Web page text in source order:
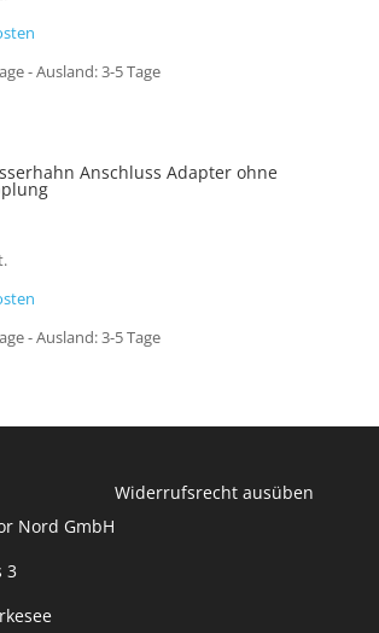
- Ausland: 3-5 Tage
Anschluss Adapter ohne
- Ausland: 3-5 Tage
Nord GmbH
3
Widerrufsrecht ausüben